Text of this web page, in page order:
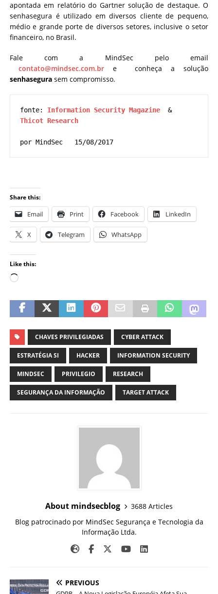
apontada em relatório do Gartner solução de destaque. O
senhasegura é utilizado em diversos cliente de pequeno,
médio e grande porte de diversos setores, inclusive o setor
financeiro, no Brasil.
Fale com a MindSec pelo email
contato@mindsec.com.br e conheça a solução
senhasegura sem compromisso.
fonte: Information Security Magazine
&
Thicot Research
por MindSec   15/08/2017
Share this:
Email Print Facebook LinkedIn
X Telegram WhatsApp
Like this:
CHAVES PRIVILEGIADAS CYBER ATTACK
ESTRATÉGIA SI HACKER INFORMATION SECURITY
MINDSEC PRIVILEGIO RESEARCH
SEGURANÇA DA INFORMAÇÃO TARGET ATTACK
About mindsecblog
3688 Articles
Blog patrocinado por MindSec Segurança e Tecnologia da
Informação Ltda.
PREVIOUS